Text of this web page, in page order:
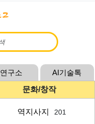
연구소
AI기술톡
문화/창작
역지사지 201